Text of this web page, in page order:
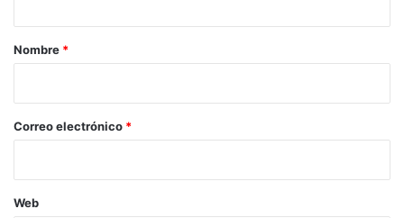
r
*
Nombre *
Correo electrónico *
Web